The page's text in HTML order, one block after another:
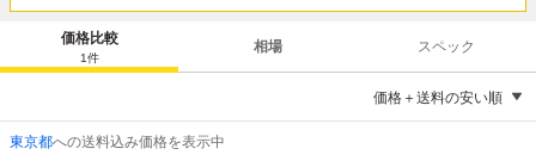
価格比較
1件
相場 スペック
価格＋送料の安い順
東京都への送料込み価格を表示中